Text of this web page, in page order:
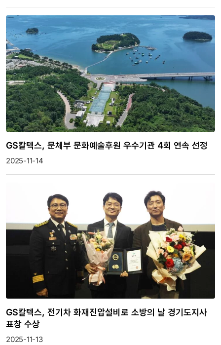
GS칼텍스, 문체부 문화예술후원 우수기관 4회 연속 선정
2025-11-14
GS칼텍스, 전기차 화재진압설비로 소방의 날 경기도지사
표창 수상
2025-11-13